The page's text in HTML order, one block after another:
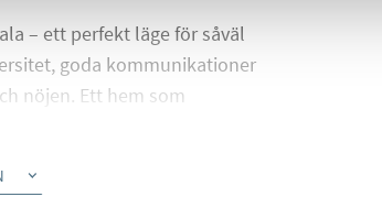
– ett perfekt läge för såväl
goda kommunikationer
nöjen. Ett hem som
– anmäl ditt intresse redan